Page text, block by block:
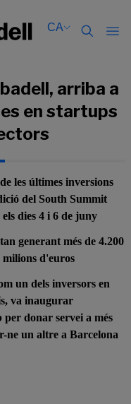
CA
English
English
arriba a
en startups
les últimes inversions
del South Summit
dies 4 i 6 de juny
generant més de 4.200
d'euros
un dels inversors en
va inaugurar
donar servei a més
ne un altre a Barcelona